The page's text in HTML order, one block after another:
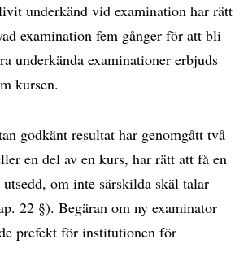
underkänd vid examination har rätt
examination fem gånger för att bli
underkända examinationer erbjuds
kursen.
godkänt resultat har genomgått två
en del av en kurs, har rätt att få en
om inte särskilda skäl talar
22 §). Begäran om ny examinator
prefekt för institutionen för